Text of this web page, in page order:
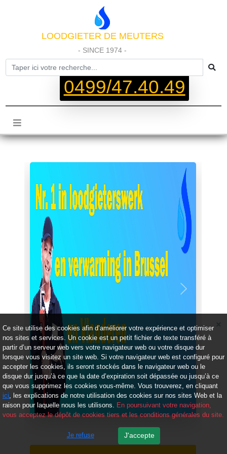
LOODGIETER DE MEUTERS
- SINCE 1974 -
0499/47.40.49
Précédent Suivant
Ce site utilise des cookies afin d’améliorer votre expérience et optimiser
nos sites et services. Un cookie est un petit fichier de texte transféré à
partir d’un serveur web vers votre navigateur web ou votre disque dur
lorsque vous visitez un site web. Si votre navigateur web est configuré pour
accepter les cookies, ils seront stockés dans le navigateur web ou le
disque dur jusqu’à ce que la date d’expiration soit dépassée ou jusqu’à ce
que vous supprimez les cookies vous-même. Vous trouverez, en cliquant
ici, les explications de notre utilisation des cookies sur nos sites Web et la
raison pour laquelle nous les utilisons. En poursuivant votre navigation,
vous acceptez le dépôt de cookies tiers et les conditions générales du site.
Je refuse J'accepte